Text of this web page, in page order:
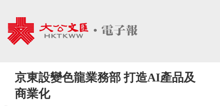
京東設變色龍業務部 打造AI產品及
商業化